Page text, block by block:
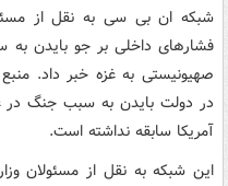
شبکه ان بی سی به نقل از
فشارهای داخلی بر جو بایدن
صهیونیستی به غزه خبر داد.
در دولت بایدن به سبب جنگ در
آمریکا سابقه نداشته است.
این شبکه به نقل از مسئولان